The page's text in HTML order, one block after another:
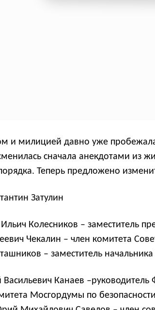
и милицией давно уже
сначала анекдотами из
Теперь предложено
Затулин
Колесников – заместитель
Чекалин – член комитета
– заместитель
Васильевич Канаев
Мосгордумы по